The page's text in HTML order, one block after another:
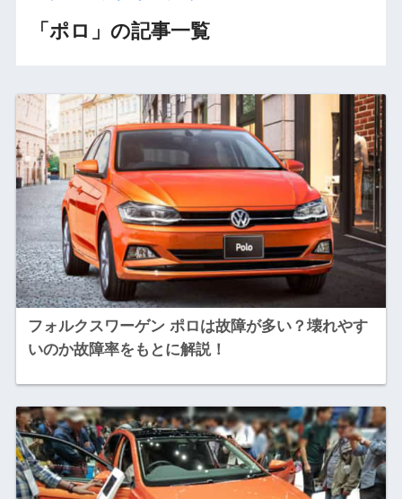
「ポロ」の記事一覧
フォルクスワーゲン ポロは故障が多い？壊れやす
いのか故障率をもとに解説！